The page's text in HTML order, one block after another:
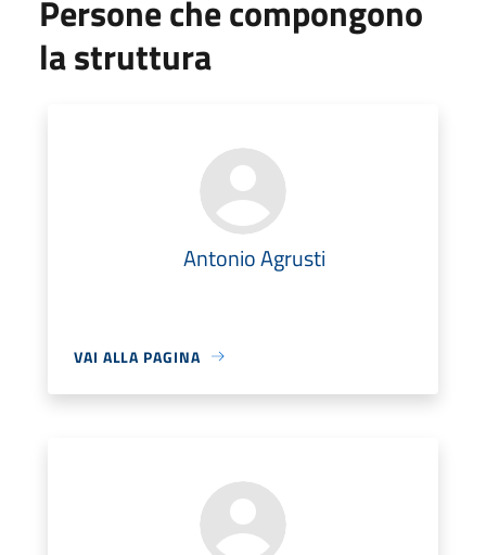
Persone che compongono
la struttura
Antonio Agrusti
VAI ALLA PAGINA